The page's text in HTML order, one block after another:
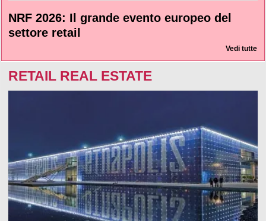
NRF 2026: Il grande evento europeo del
settore retail
Vedi tutte
RETAIL REAL ESTATE